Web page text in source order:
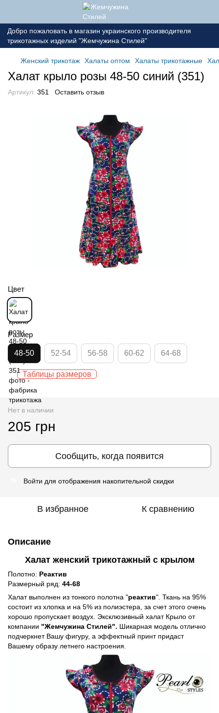
Добро пожаловать в магазин украинского производителя
трикотажных изделий "Жемчужина Стилей"
Женский трикотаж Халаты оптом Халаты трикотажные
Халат крыло розы 48-50 синий (351)
Артикул: 351 Оставить отзыв
Цвет
Размер
48-50 52-54 56-58 60-62 64-68
Таблицы размеров
Нет в наличии
205 грн
Сообщить, когда появится
Войти для отображения накопительной скидки
В избранное К сравнению
Описание
Халат женский трикотажный с крылом
Полотно: Реактив
Размерный ряд: 44-68
Халат выполнен из тонкого полотна "реактив". Ткань на 95%
состоит из хлопка и на 5% из полиэстера, за счет этого очень
хорошо пропускает воздух. Эксклюзивный халат Крыло от
компании "Жемчужина Стилей". Шикарная модель отлично
подчеркнет Вашу фигуру, а эффектный принт придаст
Вашему образу летнего настроения.